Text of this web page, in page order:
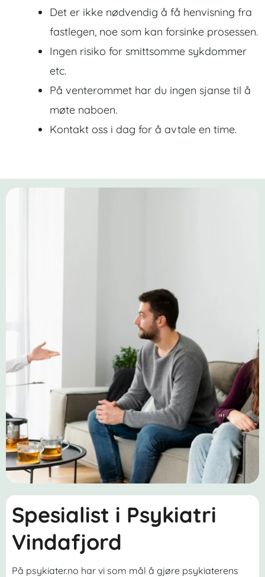
Det er ikke nødvendig å få henvisning fra
fastlegen, noe som kan forsinke prosessen.
Ingen risiko for smittsomme sykdommer
etc.
På venterommet har du ingen sjanse til å
møte naboen.
Kontakt oss i dag for å avtale en time.
Spesialist i Psykiatri
Vindafjord
På psykiater.no har vi som mål å gjøre psykiaterens